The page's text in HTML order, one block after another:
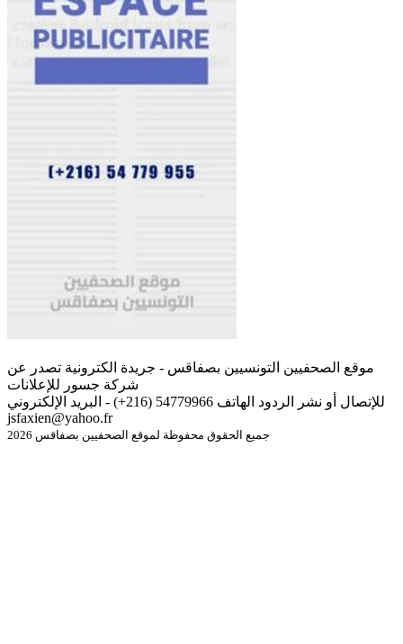
موقع الصحفيين التونسيين بصفاقس - جريدة الكترونية تصدر عن
شركة جسور للإعلانات
للإتصال أو نشر الردود الهاتف 54779966 (216+) - البريد الإلكتروني
jsfaxien@yahoo.fr
جميع الحقوق محفوظة لموقع الصحفيين بصفاقس 2026